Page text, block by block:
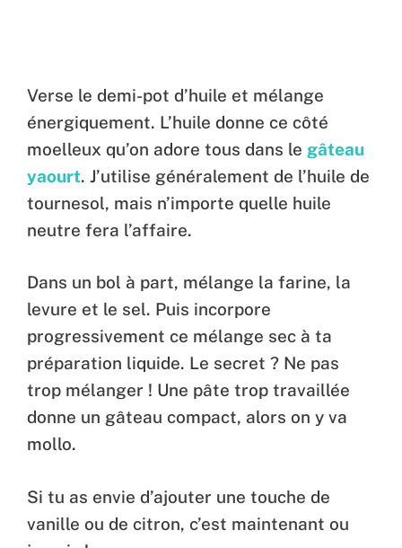
Verse le demi-pot d’huile et mélange
énergiquement. L’huile donne ce côté
moelleux qu’on adore tous dans le gâteau
yaourt. J’utilise généralement de l’huile de
tournesol, mais n’importe quelle huile
neutre fera l’affaire.
Dans un bol à part, mélange la farine, la
levure et le sel. Puis incorpore
progressivement ce mélange sec à ta
préparation liquide. Le secret ? Ne pas
trop mélanger ! Une pâte trop travaillée
donne un gâteau compact, alors on y va
mollo.
Si tu as envie d’ajouter une touche de
vanille ou de citron, c’est maintenant ou